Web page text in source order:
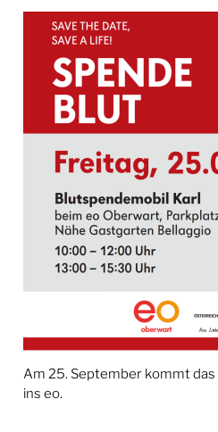
Am 25. September kommt
ins eo.